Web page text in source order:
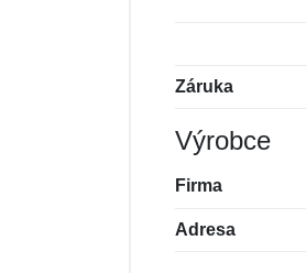
Záruka
Výrobce
Firma
Adresa